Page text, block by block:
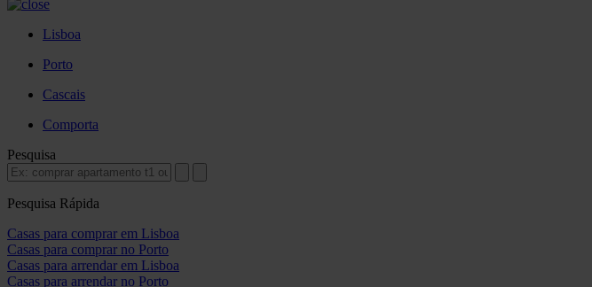
Lisboa
Porto
Cascais
Comporta
Pesquisa
Pesquisa Rápida
Casas para comprar em Lisboa
Casas para comprar no Porto
Casas para arrendar em Lisboa
Casas para arrendar no Porto